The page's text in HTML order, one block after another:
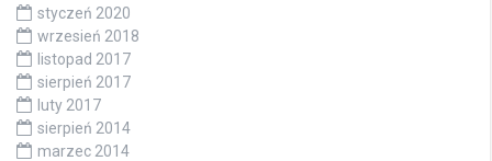
styczeń 2020
wrzesień 2018
listopad 2017
sierpień 2017
luty 2017
sierpień 2014
marzec 2014